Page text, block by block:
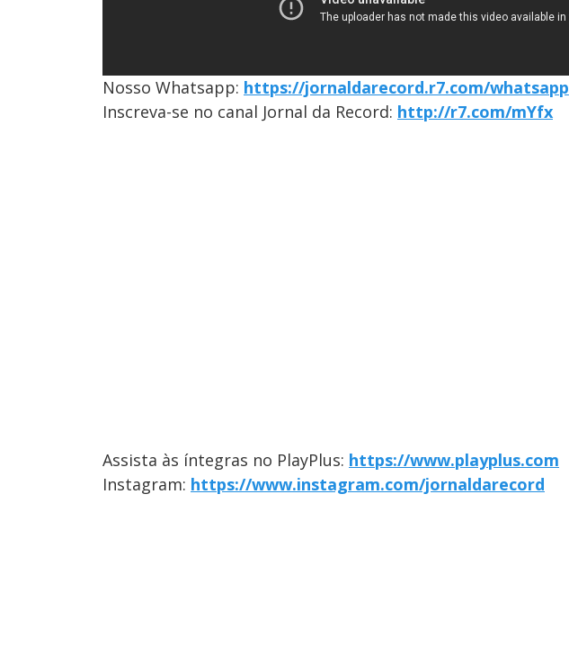
Nosso Whatsapp: https://jornaldarecord.r7.com/whatsapp
Inscreva-se no canal Jornal da Record: http://r7.com/mYfx
Assista às íntegras no PlayPlus: https://www.playplus.com
Instagram: https://www.instagram.com/jornaldarecord